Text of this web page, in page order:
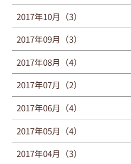
2017年10月（3）
2017年09月（3）
2017年08月（4）
2017年07月（2）
2017年06月（4）
2017年05月（4）
2017年04月（3）